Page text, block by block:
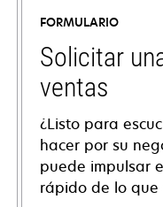
FORMULARIO
Solicitar
ventas
¿Listo para
hacer por su
puede impulsar
rápido de lo que